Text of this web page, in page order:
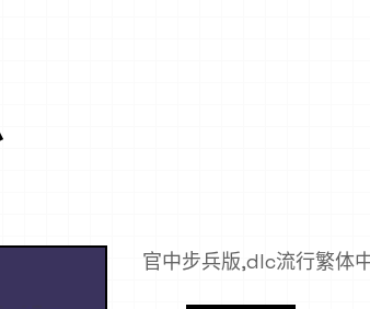
官中步兵版,dlc流行繁体